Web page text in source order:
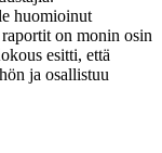
huomioinut
on monin osin
esitti, että
ja osallistuu